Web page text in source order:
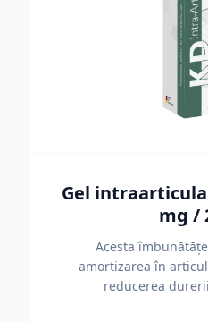
Gel
mg /
Acesta
amortizarea în
reducerea